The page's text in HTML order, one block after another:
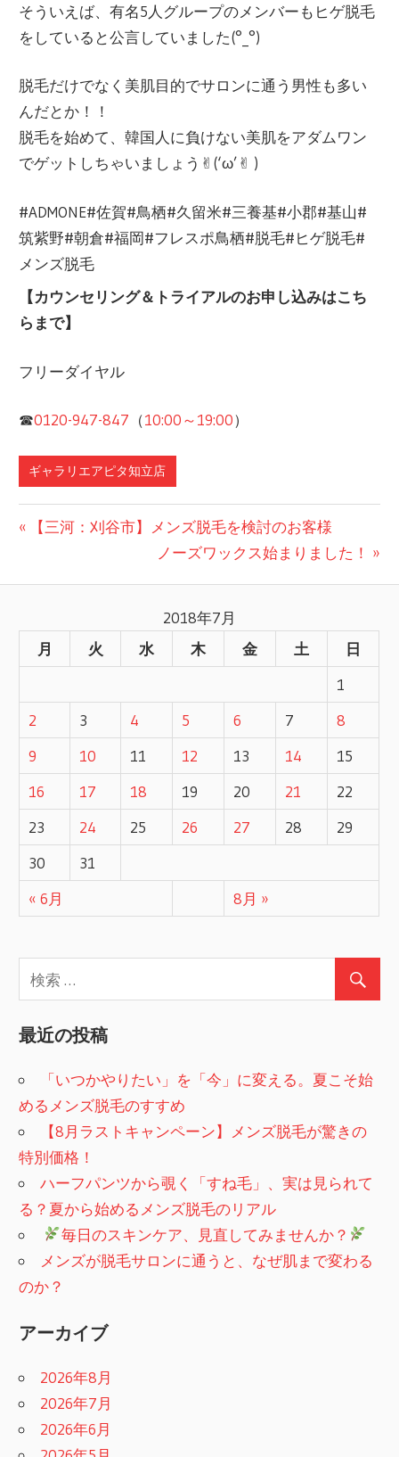
そういえば、有名5人グループのメンバーもヒゲ脱毛
をしていると公言していました(°_°)
脱毛だけでなく美肌目的でサロンに通う男性も多い
んだとか！！
脱毛を始めて、韓国人に負けない美肌をアダムワン
でゲットしちゃいましょう✌︎(‘ω’✌︎ )
#ADMONE#佐賀#鳥栖#久留米#三養基#小郡#基山#
筑紫野#朝倉#福岡#フレスポ鳥栖#脱毛#ヒゲ脱毛#
メンズ脱毛
【カウンセリング＆トライアルのお申し込みはこち
らまで】
フリーダイヤル
☎︎0120-947-847 （10:00～19:00）
ギャラリエアピタ知立店
稿
ナ
ビ
ゲ
ー
シ
ョ
ン
前
【三河：刈谷市】メンズ脱毛を検討のお客様
次
事:
ノーズワックス始まりました！
2018年7月
月
火 水 木 金 土 日
« 6月 8月 »
1
2
3 4 5 6 7
8
9
10 11 12 13 14
15
16
17 18 19 20 21
22
23
24 25 26 27 28
29
30
31
最近の投稿
「いつかやりたい」を「今」に変える。夏こそ始
めるメンズ脱毛のすすめ
【8月ラストキャンペーン】メンズ脱毛が驚きの
特別価格！
ハーフパンツから覗く「すね毛」、実は見られて
る？夏から始めるメンズ脱毛のリアル
毎日のスキンケア、見直してみませんか？
メンズが脱毛サロンに通うと、なぜ肌まで変わる
のか？
アーカイブ
2026年8月
2026年7月
2026年6月